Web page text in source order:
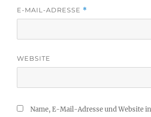
E-MAIL-ADRESSE *
WEBSITE
Name, E-Mail-Adresse und Website